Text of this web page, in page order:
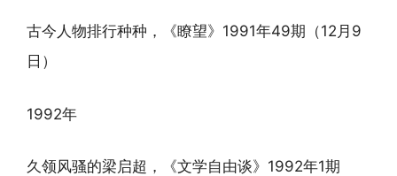
古今人物排行种种，《瞭望》1991年49期（12月9
日）
1992年
久领风骚的梁启超，《文学自由谈》1992年1期